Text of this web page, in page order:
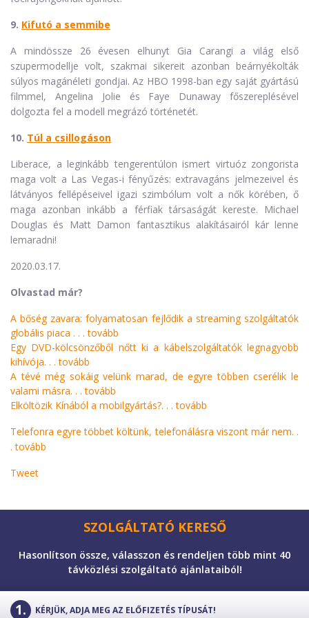
9. Kifutó a semmibe
A mindössze 26 évesen elhunyt Gia Carangi a világ első
szupermodellje volt, szakmai sikereit azonban beárnyékolták
súlyos magánéleti gondjai. Az HBO 1998-ban egy saját gyártású
filmmel, Angelina Jolie és Faye Dunaway főszereplésével
dolgozta fel a modell megrázó történetét.
10. Túl a csillogáson
Liberace, a leginkább tengerentúlon ismert virtuóz zongorista
maga volt a Las Vegas-i fényűzés: extravagáns jelmezeivel és
látványos fellépéseivel igazi szimbólum volt a nők körében, ő
maga azonban inkább a férfiak társaságát kereste. Michael
Douglas és Matt Damon fantasztikus alakításairól kár lenne
lemaradni!
2020.03.17.
Olvastad már?
A bőség zavara: folyamatosan fejlődik a streaming szolgáltatók
globális piaca . . .tovább
Egy DVD-kölcsönzőből nőtt ki a kábelszolgáltatók legnagyobb
kihívója. . .tovább
A tévé még sokáig velünk marad, de egyre többen cserélik le
valami másra. . .tovább
Elköltözik Kínából a mobilgyártás?. . . tovább
Telefonra egyre többet költünk, telefonálásra viszont már nem. .
.tovább
Tweet
SZOLGÁLTATÓ KERESŐ
Hasonlítson össze, válasszon és rendeljen több mint 40
távközlési szolgáltató ajánlataiból!
KÉRJÜK, ADJA MEG AZ ELŐFIZETÉS TÍPUSÁT!